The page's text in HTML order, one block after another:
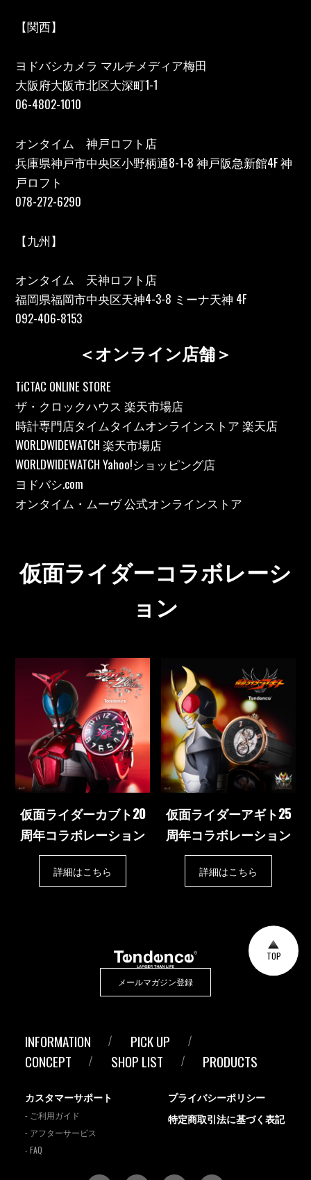
【関西】
ヨドバシカメラ マルチメディア梅田
大阪府大阪市北区大深町1-1
06-4802-1010
オンタイム 神戸ロフト店
兵庫県神戸市中央区小野柄通8-1-8 神戸阪急新館4F 神
戸ロフト
078-272-6290
【九州】
オンタイム 天神ロフト店
福岡県福岡市中央区天神4-3-8 ミーナ天神 4F
092-406-8153
＜オンライン店舗＞
TiCTAC ONLINE STORE
ザ・クロックハウス 楽天市場店
時計専門店タイムタイムオンラインストア 楽天店
WORLDWIDEWATCH 楽天市場店
WORLDWIDEWATCH Yahoo!ショッピング店
ヨドバシ.com
オンタイム・ムーヴ 公式オンラインストア
仮面ライダーコラボレーシ
ョン
仮面ライダーカブト20
周年コラボレーション
詳細はこちら
仮面ライダーアギト25
周年コラボレーション
詳細はこちら
TOP
メールマガジン登録
INFORMATION
PICK UP
CONCEPT
SHOP LIST PRODUCTS
カスタマーサポート
- ご利用ガイド
- アフターサービス
- FAQ
プライバシーポリシー
特定商取引法に基づく表記